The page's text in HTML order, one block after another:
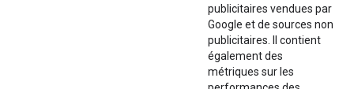
publicitaires vendues par
Google et de sources non
publicitaires. Il contient
également des
métriques sur les